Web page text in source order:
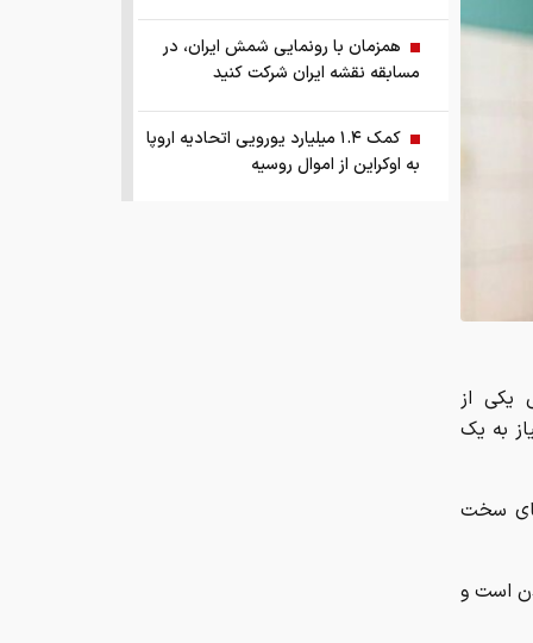
یکی از
به یک
سخت
است و
همزمان با رونمایی شمش ایران، در
مسابقه نقشه ایران شرکت کنید
کمک ۱.۴ میلیارد یورویی اتحادیه اروپا
به اوکراین از اموال روسیه